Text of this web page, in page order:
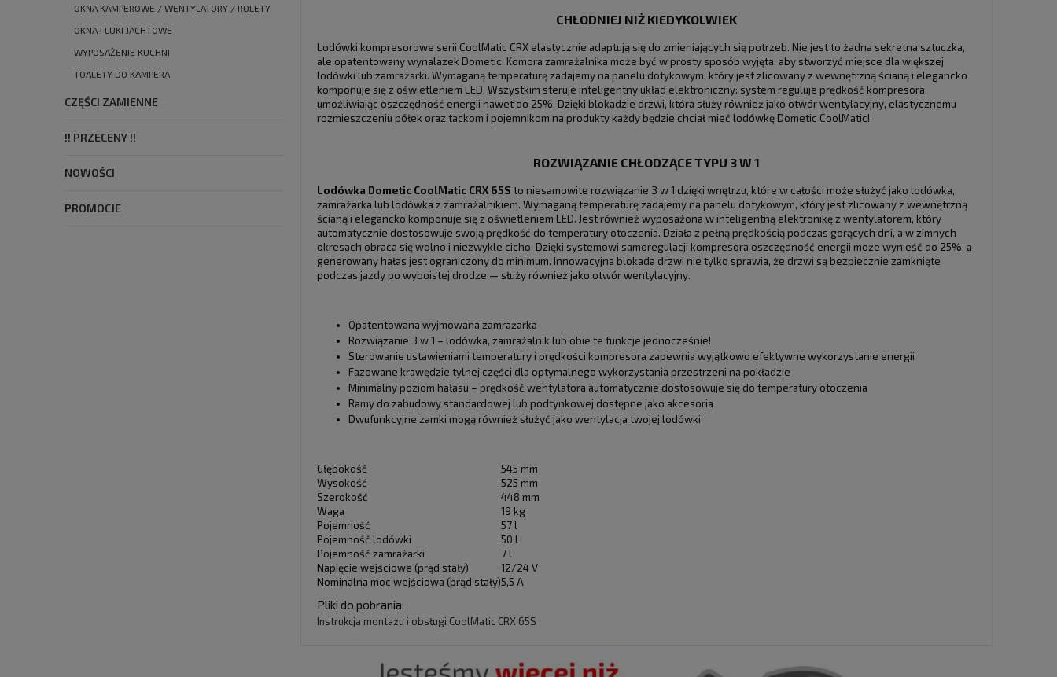
OKNA KAMPEROWE / WENTYLATORY / ROLETY
OKNA I LUKI JACHTOWE
WYPOSAŻENIE KUCHNI
TOALETY DO KAMPERA
CZĘŚCI ZAMIENNE
!! PRZECENY !!
NOWOŚCI
PROMOCJE
CHŁODNIEJ NIŻ KIEDYKOLWIEK
Lodówki kompresorowe serii CoolMatic CRX elastycznie adaptują się do zmieniających się potrzeb. Nie jest to żadna sekretna sztuczka,
ale opatentowany wynalazek Dometic. Komora zamrażalnika może być w prosty sposób wyjęta, aby stworzyć miejsce dla większej
lodówki lub zamrażarki. Wymaganą temperaturę zadajemy na panelu dotykowym, który jest zlicowany z wewnętrzną ścianą i elegancko
komponuje się z oświetleniem LED. Wszystkim steruje inteligentny układ elektroniczny: system reguluje prędkość kompresora,
umożliwiając oszczędność energii nawet do 25%. Dzięki blokadzie drzwi, która służy również jako otwór wentylacyjny, elastycznemu
rozmieszczeniu półek oraz tackom i pojemnikom na produkty każdy będzie chciał mieć lodówkę Dometic CoolMatic!
ROZWIĄZANIE CHŁODZĄCE TYPU 3 W 1
Lodówka Dometic CoolMatic CRX 65S to niesamowite rozwiązanie 3 w 1 dzięki wnętrzu, które w całości może służyć jako lodówka,
zamrażarka lub lodówka z zamrażalnikiem. Wymaganą temperaturę zadajemy na panelu dotykowym, który jest zlicowany z wewnętrzną
ścianą i elegancko komponuje się z oświetleniem LED. Jest również wyposażona w inteligentną elektronikę z wentylatorem, który
automatycznie dostosowuje swoją prędkość do temperatury otoczenia. Działa z pełną prędkością podczas gorących dni, a w zimnych
okresach obraca się wolno i niezwykle cicho. Dzięki systemowi samoregulacji kompresora oszczędność energii może wynieść do 25%, a
generowany hałas jest ograniczony do minimum. Innowacyjna blokada drzwi nie tylko sprawia, że drzwi są bezpiecznie zamknięte
podczas jazdy po wyboistej drodze — służy również jako otwór wentylacyjny.
Opatentowana wyjmowana zamrażarka
Rozwiązanie 3 w 1 – lodówka, zamrażalnik lub obie te funkcje jednocześnie!
Sterowanie ustawieniami temperatury i prędkości kompresora zapewnia wyjątkowo efektywne wykorzystanie energii
Fazowane krawędzie tylnej części dla optymalnego wykorzystania przestrzeni na pokładzie
Minimalny poziom hałasu – prędkość wentylatora automatycznie dostosowuje się do temperatury otoczenia
Ramy do zabudowy standardowej lub podtynkowej dostępne jako akcesoria
Dwufunkcyjne zamki mogą również służyć jako wentylacja twojej lodówki
Głębokość
545 mm
Wysokość
525 mm
Szerokość
448 mm
Waga
19 kg
Pojemność
57 l
Pojemność lodówki
50 l
Pojemność zamrażarki
7 l
Napięcie wejściowe (prąd stały)
12/24 V
Nominalna moc wejściowa (prąd stały)5,5 A
Pliki do pobrania:
Instrukcja montażu i obsługi CoolMatic CRX 65S